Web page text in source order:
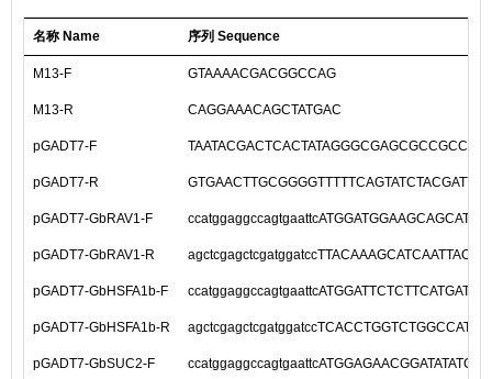
名称 Name 序列 Sequence
M13-F GTAAAACGACGGCCAG
M13-R CAGGAAACAGCTATGAC
pGADT7-F TAATACGACTCACTATAGGGCGAGCGCCGCCATG
pGADT7-R GTGAACTTGCGGGGTTTTTCAGTATCTACGATT
pGADT7-GbRAV1-F
pGADT7-GbRAV1-R
pGADT7-GbHSFA1b-F
pGADT7-GbHSFA1b-R agctcgagctcgatggatccTCACCTGGTCTGGCCATT
pGADT7-GbSUC2-F